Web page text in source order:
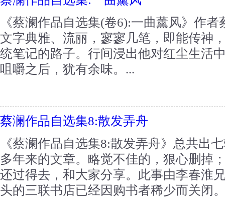
《蔡澜作品自选集(卷6):一曲薰风》作
文字典雅、流丽，寥寥几笔，即能传神
统笔记的路子。行间浸出他对红尘生活
咀嚼之后，犹有余味。...
蔡澜作品自选集8:散发弄舟
《蔡澜作品自选集8:散发弄舟》总共出
多年来的文章。略觉不佳的，狠心删掉
还过得去，和大家分享。此事由李春淮
头的三联书店已经因购书者稀少而关闭